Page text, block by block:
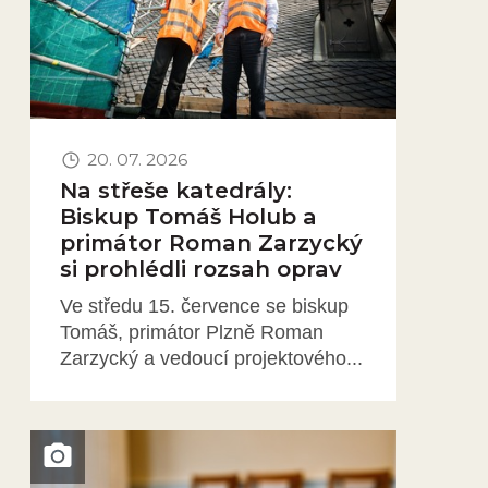
20. 07. 2026
Na střeše katedrály:
Biskup Tomáš Holub a
primátor Roman Zarzycký
si prohlédli rozsah oprav
Ve středu 15. července se biskup
Tomáš, primátor Plzně Roman
Zarzycký a vedoucí projektového...
Obrázek novinky